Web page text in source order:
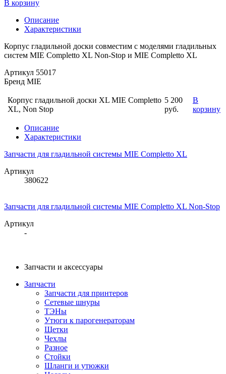
В корзину
Описание
Характеристики
Корпус гладильной доски совместим с моделями гладильных
систем MIE Completto XL Non-Stop и MIE Completto XL
Артикул 55017
Бренд MIE
Корпус гладильной доски XL MIE Completto
XL, Non Stop
5 200
руб.
В
корзину
Описание
Характеристики
Запчасти для гладильной системы MIE Completto XL
Артикул
380622
Запчасти для гладильной системы MIE Completto XL Non-Stop
Артикул
-
Запчасти и аксессуары
Запчасти
Запчасти для принтеров
Сетевые шнуры
ТЭНы
Утюги к парогенераторам
Щетки
Чехлы
Разное
Стойки
Шланги и утюжки